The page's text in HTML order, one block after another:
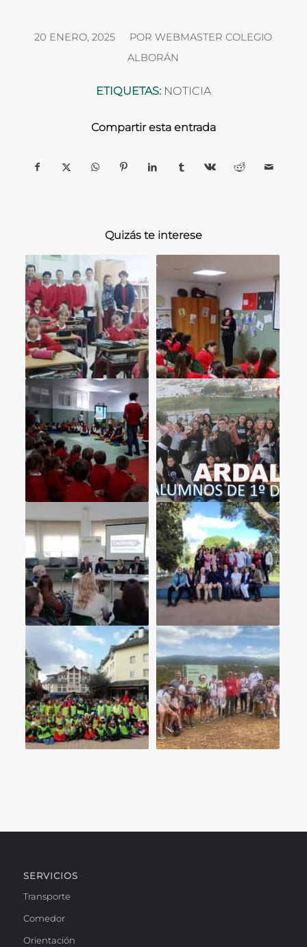
20 ENERO, 2025
/ PORWEBMASTER COLEGIO
ALBORÁN
ETIQUETAS: NOTICIA
Compartir esta entrada
Quizás te interese
SERVICIOS
Transporte
Comedor
Orientación